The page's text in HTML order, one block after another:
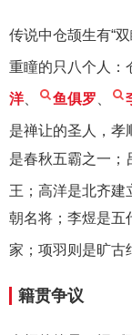
传说中仓颉生有“
重瞳的只八个人：
洋、 鱼俱罗、
是禅让的圣人，孝
是春秋五霸之一；
王；高洋是北齐建
朝名将；李煜是五
家；项羽则是旷古
籍贯争议